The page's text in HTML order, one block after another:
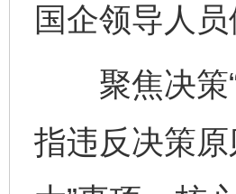
国企领导人
聚焦决策“
指违反决策